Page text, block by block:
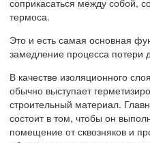
соприкасаться между собой,
термоса.
Это и есть самая основная
замедление процесса потери
В качестве изоляционного
обычно выступает
строительный материал.
состоит в том, чтобы он
помещение от сквозняков и